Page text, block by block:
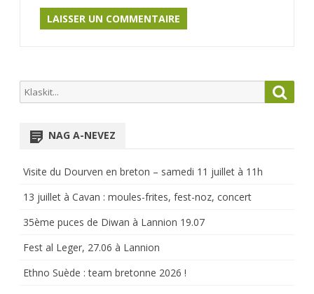
Search
for:
NAG A-NEVEZ
Visite du Dourven en breton – samedi 11 juillet à 11h
13 juillet à Cavan : moules-frites, fest-noz, concert
35ème puces de Diwan à Lannion 19.07
Fest al Leger, 27.06 à Lannion
Ethno Suède : team bretonne 2026 !